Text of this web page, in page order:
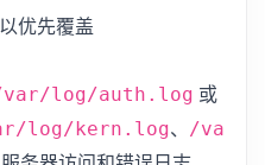
优先覆盖
log/auth.log 或
log/kern.log、
/va